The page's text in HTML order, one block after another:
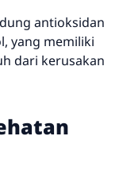
antioksidan
yang memiliki
dari kerusakan